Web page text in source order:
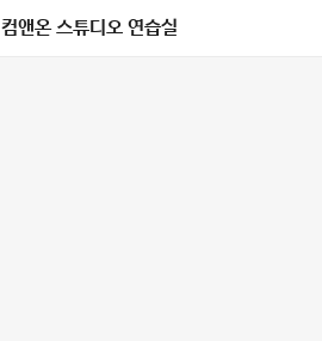
앤온 스튜디오 연습실